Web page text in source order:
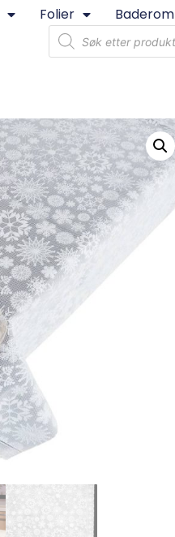
Folier Baderom